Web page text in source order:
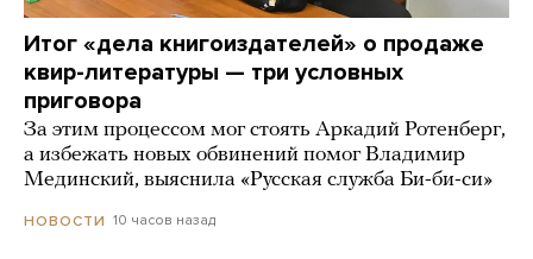
Итог «дела книгоиздателей» о продаже
квир-литературы — три условных
приговора
За этим процессом мог стоять Аркадий Ротенберг,
а избежать новых обвинений помог Владимир
Мединский, выяснила «Русская служба Би-би-си»
НОВОСТИ 10 часов назад